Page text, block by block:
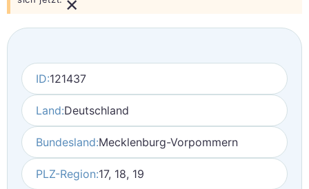
ID:121437
Land:Deutschland
Bundesland:Mecklenburg-Vorpommern
PLZ-Region:17, 18, 19